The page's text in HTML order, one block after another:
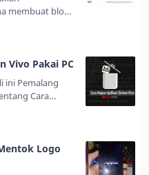
membuat blog
tanpa
membantu
Vivo Pakai PC
ini Pemalang
Cara
ini bisa
Logo